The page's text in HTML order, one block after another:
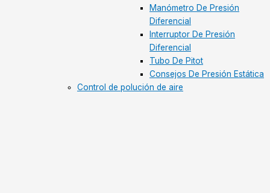
Manómetro De Presión
Diferencial
Interruptor De Presión
Diferencial
Tubo De Pitot
Consejos De Presión Estática
Control de polución de aire